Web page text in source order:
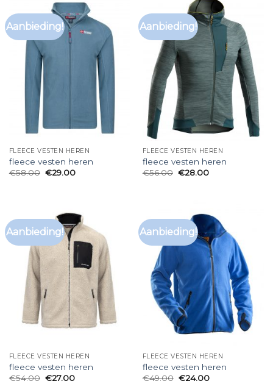
Aanbieding!
FLEECE VESTEN HEREN
fleece vesten heren
€58.00 €29.00
Aanbieding!
FLEECE VESTEN HEREN
fleece vesten heren
€56.00 €28.00
Aanbieding!
FLEECE VESTEN HEREN
fleece vesten heren
€54.00 €27.00
Aanbieding!
FLEECE VESTEN HEREN
fleece vesten heren
€49.00 €24.00